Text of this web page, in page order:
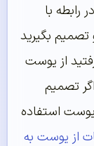
رابطه با
تصمیم بگیرید
از یوست
تصمیم
یوست استفاده
از یوست به